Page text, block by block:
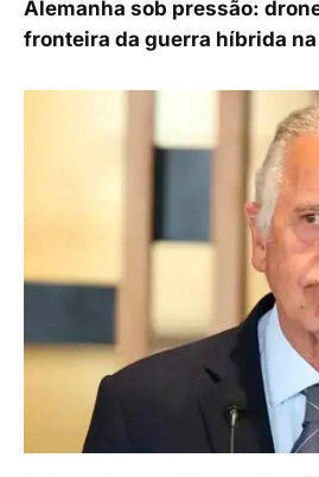
Alemanha sob pressão:
fronteira da guerra híbrida na